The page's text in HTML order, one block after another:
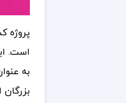
پروژه
است.
به